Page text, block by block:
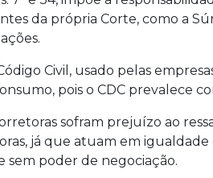
da própria Corte, como a
Civil, usado pelas
pois o CDC prevalece
sofram prejuízo ao
já que atuam em
poder de negociação.